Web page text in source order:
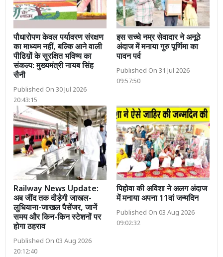
पौधारोपण केवल पर्यावरण संरक्षण
का माध्यम नहीं, बल्कि आने वाली
पीढिय़ों के सुरक्षित भविष्य का
संकल्प: मुख्यमंत्री नायब सिंह
सैनी
Published On 30 Jul 2026
20:43:15
इस सच्चे नम्र सेवादार ने अनूठे
अंदाज में मनाया गुरु पूर्णिमा का
पावन पर्व
Published On 31 Jul 2026
09:57:50
Railway News Update:
अब जींद तक दौड़ेगी जाखल-
लुधियाना-जाखल पैसेंजर, जानें
समय और किन-किन स्टेशनों पर
होगा ठहराव
Published On 03 Aug 2026
20:12:40
पिहोवा की अविशा ने अलग अंदाज
में मनाया अपना 11वां जन्मदिन
Published On 03 Aug 2026
09:02:32